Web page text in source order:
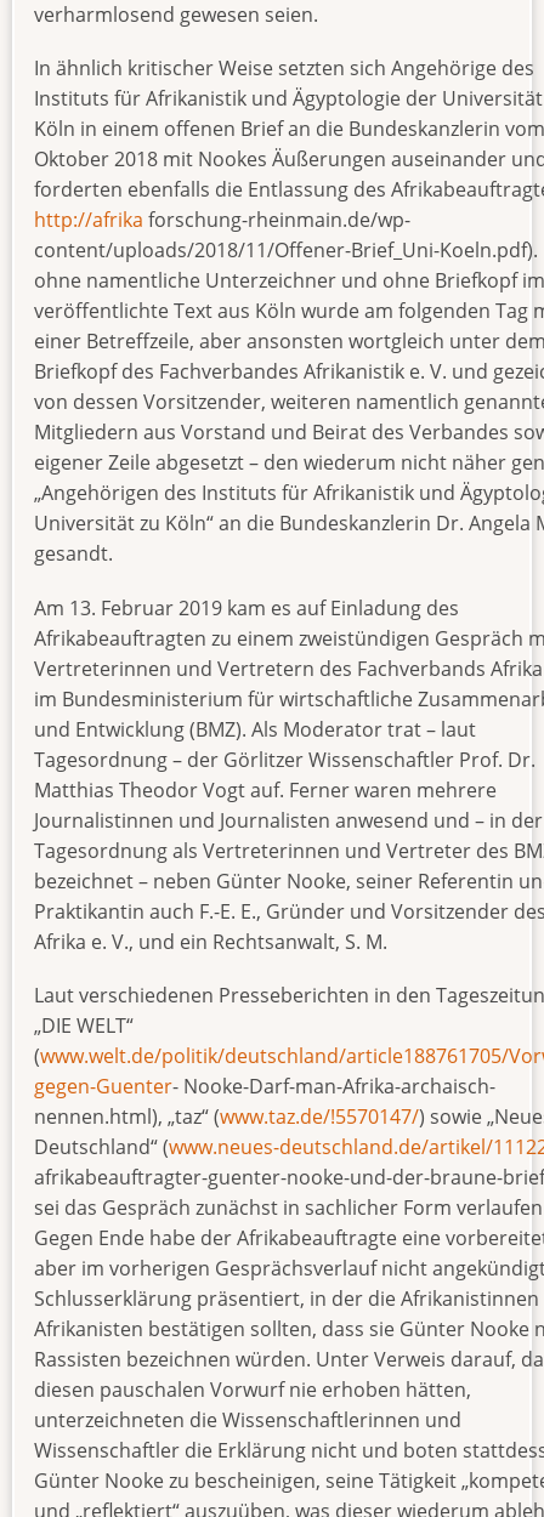
verharmlosend gewesen seien.
In ähnlich kritischer Weise setzten sich Angehörige des
Instituts für Afrikanistik und Ägyptologie der
Köln in einem offenen Brief an die Bundeskanzlerin
Oktober 2018 mit Nookes Äußerungen auseinander
forderten ebenfalls die Entlassung des
http://afrika forschung-rheinmain.de/wp-
content/uploads/2018/11/Offener-Brief_Uni-Koeln.pdf).
ohne namentliche Unterzeichner und ohne Briefkopf
veröffentlichte Text aus Köln wurde am folgenden Tag
einer Betreffzeile, aber ansonsten wortgleich unter
Briefkopf des Fachverbandes Afrikanistik e. V. und
von dessen Vorsitzender, weiteren namentlich
Mitgliedern aus Vorstand und Beirat des Verbandes
eigener Zeile abgesetzt – den wiederum nicht näher
„Angehörigen des Instituts für Afrikanistik und
Universität zu Köln“ an die Bundeskanzlerin Dr. Angela
gesandt.
Am 13. Februar 2019 kam es auf Einladung des
Afrikabeauftragten zu einem zweistündigen Gespräch
Vertreterinnen und Vertretern des Fachverbands
im Bundesministerium für wirtschaftliche
und Entwicklung (BMZ). Als Moderator trat – laut
Tagesordnung – der Görlitzer Wissenschaftler Prof. Dr.
Matthias Theodor Vogt auf. Ferner waren mehrere
Journalistinnen und Journalisten anwesend und – in der
Tagesordnung als Vertreterinnen und Vertreter des
bezeichnet – neben Günter Nooke, seiner Referentin
Praktikantin auch F.-E. E., Gründer und Vorsitzender
Afrika e. V., und ein Rechtsanwalt, S. M.
Laut verschiedenen Presseberichten in den
„DIE WELT“
(www.welt.de/politik/deutschland/article188761705/
gegen-Guenter- Nooke-Darf-man-Afrika-archaisch-
nennen.html), „taz“ (www.taz.de/!5570147/) sowie
Deutschland“ (www.neues-deutschland.de/artikel/
afrikabeauftragter-guenter-nooke-und-der-braune-
sei das Gespräch zunächst in sachlicher Form
Gegen Ende habe der Afrikabeauftragte eine
aber im vorherigen Gesprächsverlauf nicht
Schlusserklärung präsentiert, in der die
Afrikanisten bestätigen sollten, dass sie Günter Nooke
Rassisten bezeichnen würden. Unter Verweis darauf,
diesen pauschalen Vorwurf nie erhoben hätten,
unterzeichneten die Wissenschaftlerinnen und
Wissenschaftler die Erklärung nicht und boten
Günter Nooke zu bescheinigen, seine Tätigkeit
und „reflektiert“ auszuüben, was dieser wiederum